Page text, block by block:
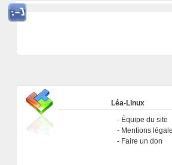
Léa-Linux
Équipe du site
Mentions
Faire un don